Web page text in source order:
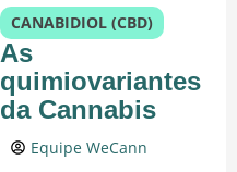
CANABIDIOL (CBD)
As
quimiovariantes
da Cannabis
Equipe WeCann